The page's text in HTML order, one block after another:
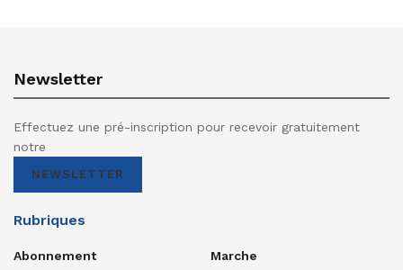
Newsletter
Effectuez une pré-inscription pour recevoir gratuitement
notre
NEWSLETTER
Rubriques
Abonnement
Marche